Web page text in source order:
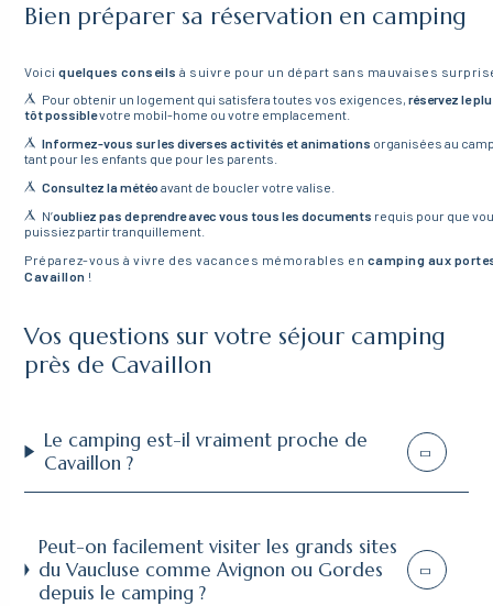
Bien préparer sa réservation en camping
Voiciquelques conseils à suivre pour un départ sans mauvaises
Pour obtenir un logement qui satisfera toutes vos exigences, réservez le
tôt possiblevotre mobil-home ou votre emplacement.
Informez-vous sur les diverses activités et animations organisées au
tant pour les enfants que pour les parents.
Consultez la météo avant de boucler votre valise.
N’oubliez pas de prendre avec vous tous les documents requis pour que
puissiez partir tranquillement.
Préparez-vous à vivre des vacances mémorables en camping aux
Cavaillon !
Vos questions sur votre séjour camping
près de Cavaillon
Le camping est-il vraiment proche de
Cavaillon ?
Peut-on facilement visiter les grands sites
du Vaucluse comme Avignon ou Gordes
depuis le camping ?